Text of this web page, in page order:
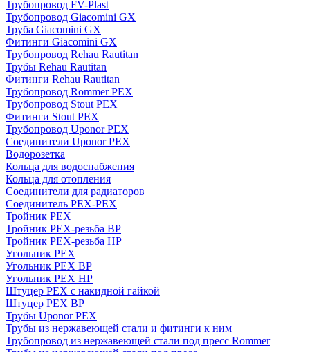
Трубопровод FV-Plast
Трубопровод Giacomini GX
Труба Giacomini GX
Фитинги Giacomini GX
Трубопровод Rehau Rautitan
Трубы Rehau Rautitan
Фитинги Rehau Rautitan
Трубопровод Rommer PEX
Трубопровод Stout PEX
Фитинги Stout PEX
Трубопровод Uponor PEX
Соединители Uponor PEX
Водорозетка
Кольца для водоснабжения
Кольца для отопления
Соединители для радиаторов
Соединитель PEX-PEX
Тройник PEX
Тройник PEX-резьба ВР
Тройник PEX-резьба НР
Угольник PEX
Угольник PEX ВР
Угольник PEX НР
Штуцер PEX c накидной гайкой
Штуцер PEX ВР
Трубы Uponor PEX
Трубы из нержавеющей стали и фитинги к ним
Трубопровод из нержавеющей стали под пресс Rommer